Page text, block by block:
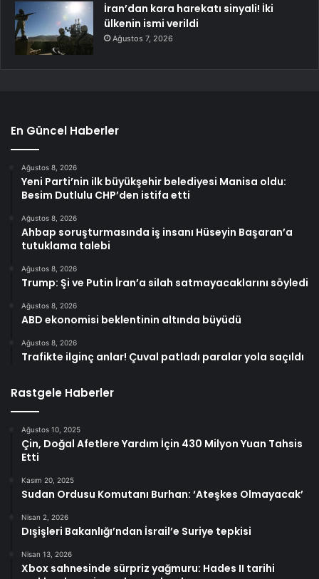
İran’dan kara harekatı sinyali! İki
ülkenin ismi verildi
Ağustos 7, 2026
En Güncel Haberler
Ağustos 8, 2026
Yeni Parti’nin ilk büyükşehir belediyesi Manisa oldu:
Besim Dutlulu CHP’den istifa etti
Ağustos 8, 2026
Ahbap soruşturmasında iş insanı Hüseyin Başaran’a
tutuklama talebi
Ağustos 8, 2026
Trump: Şi ve Putin İran’a silah satmayacaklarını söyledi
Ağustos 8, 2026
ABD ekonomisi beklentinin altında büyüdü
Ağustos 8, 2026
Trafikte ilginç anlar! Çuval patladı paralar yola saçıldı
Rastgele Haberler
Ağustos 10, 2025
Çin, Doğal Afetlere Yardım İçin 430 Milyon Yuan Tahsis
Etti
Kasım 20, 2025
Sudan Ordusu Komutanı Burhan: ‘Ateşkes Olmayacak’
Nisan 2, 2026
Dışişleri Bakanlığı’ndan İsrail’e Suriye tepkisi
Nisan 13, 2026
Xbox sahnesinde sürpriz yağmuru: Hades II tarihi